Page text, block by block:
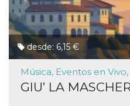
desde: 6,15 €
Música, Eventos en
GIU’ LA